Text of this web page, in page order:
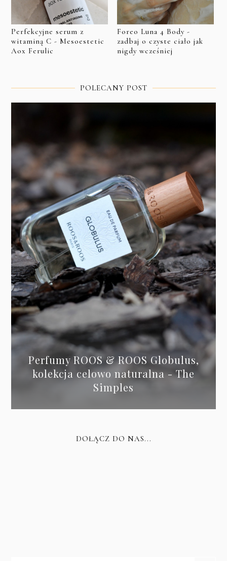
Perfekcyjne serum z
witaminą C - Mesoestetic
Aox Ferulic
Foreo Luna 4 Body -
zadbaj o czyste ciało jak
nigdy wcześniej
POLECANY POST
Perfumy ROOS & ROOS Globulus,
kolekcja celowo naturalna - The
Simples
DOŁĄCZ DO NAS...